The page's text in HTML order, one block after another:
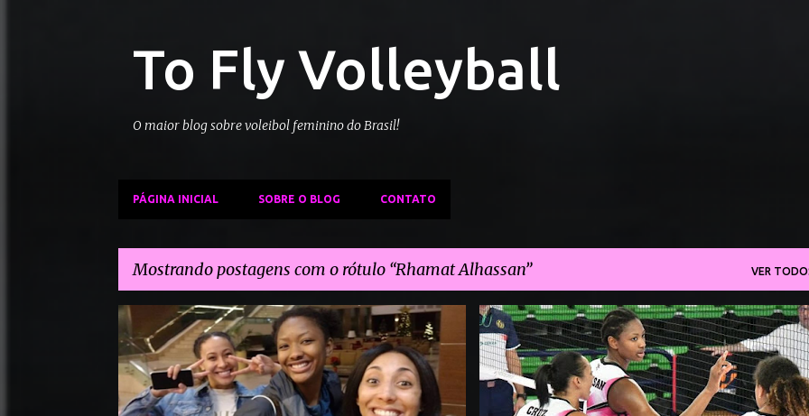
To Fly Volleyball
O maior blog sobre voleibol feminino do Brasil!
PÁGINA INICIAL SOBRE O BLOG CONTATO
Mostrando postagens com o rótulo Rhamat Alhassan VER
P
o
s
t
ALEXA GRAY AUREA CRUZ GOLDEN TULIP CASERTA 2.0
+
RHAMAT ALHASSAN
ALEXA GRAY AUREA CRUZ +5